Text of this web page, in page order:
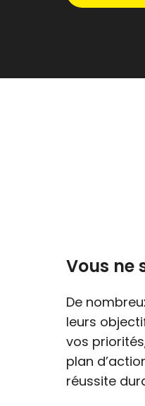
Vous ne
De
leurs
vos
plan
réussite